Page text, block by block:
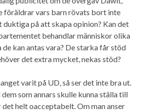
föräldrar vars barn rövats bort inte
på att skapa opinion? Kan det
behandlar människor olika
kan antas vara? De starka får stöd
det extra mycket, nekas stöd?
varit på UD, så ser det inte bra ut.
som annars skulle kunna ställa till
det helt oacceptabelt. Om man anser